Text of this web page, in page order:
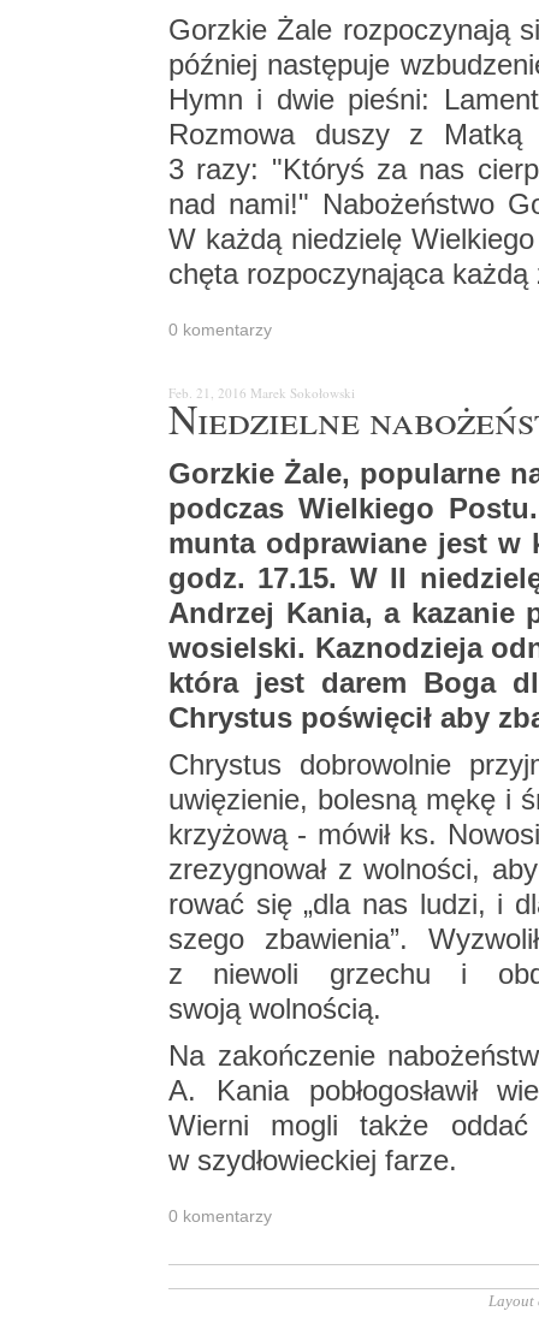
Gorz­kie Żale roz­po­czy­na­ją
póź­niej na­stę­pu­je
Hymn i dwie pie­śni:
Roz­mo­wa duszy z
3 razy: "Któ­ryś za nas
nad nami!" Na­bo­żeń­stwo
W każdą nie­dzie­lę
chę­ta roz­po­czy­na­ją­ca
0 ko­men­ta­rzy
Feb. 21, 2016 Marek So­ko­łow­ski
Nie­dziel­ne
Gorz­kie Żale, po­pu­lar­ne
pod­czas Wiel­kie­go
mun­ta od­pra­wia­ne jest w
godz. 17.15. W II
An­drzej Kania, a ka­za­nie
wo­siel­ski. Ka­zno­dzie­ja
która jest darem Boga
Chry­stus po­świę­cił aby
Chry­stus do­bro­wol­nie
uwię­zie­nie, bo­le­sną mękę i
krzy­żo­wą - mówił ks.
zre­zy­gno­wał z wol­no­ści,
ro­wać się „dla nas ludzi, i
sze­go zba­wie­nia”.
z nie­wo­li grze­chu i
swoją wol­no­ścią.
Na za­koń­cze­nie
A. Kania po­bło­go­sła­wił
Wier­ni mogli także oddać
w szy­dło­wiec­kiej farze.
0 ko­men­ta­rzy
Layout